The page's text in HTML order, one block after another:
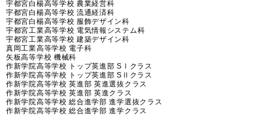
宇都宮白楊高等学校 農業経営科
宇都宮白楊高等学校 流通経済科
宇都宮白楊高等学校 服飾デザイン科
宇都宮工業高等学校 電気情報システム科
宇都宮工業高等学校 建築デザイン科
真岡工業高等学校 電子科
矢板高等学校 機械科
作新学院高等学校 トップ英進部 SⅠクラス
作新学院高等学校 トップ英進部 SⅡクラス
作新学院高等学校 英進部 英進選抜クラス
作新学院高等学校 英進部 英進クラス
作新学院高等学校 総合進学部 進学選抜クラス
作新学院高等学校 総合進学部 進学クラス